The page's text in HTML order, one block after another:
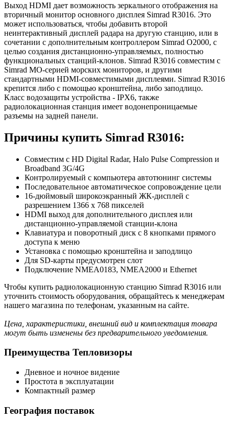
Выход HDMI дает возможность зеркального отображения на
вторичный монитор основного дисплея Simrad R3016. Это
может использоваться, чтобы добавить второй
неинтерактивный дисплей радара на другую станцию, или в
сочетании с дополнительным контроллером Simrad O2000, с
целью создания дистанционно-управляемых, полностью
функциональных станций-клонов. Simrad R3016 совместим с
Simrad МО-серией морских мониторов, и другими
стандартными HDMI-совместимыми дисплеями. Simrad R3016
крепится либо с помощью кронштейна, либо заподлицо.
Класс водозащиты устройства - IPX6, также
радиолокационная станция имеет водонепроницаемые
разъемы на задней панели.
Причины купить Simrad R3016:
Совместим с HD Digital Radar, Halo Pulse Compression и
Broadband 3G/4G
Контролируемый с компьютера автотюнинг системы
Последовательное автоматическое сопровождение цели
16-дюймовый широкоэкранный ЖК-дисплей с
разрешением 1366 x 768 пикселей
HDMI выход для дополнительного дисплея или
дистанционно-управляемой станции-клона
Клавиатура и поворотный диск с 8 кнопками прямого
доступа к меню
Установка с помощью кронштейна и заподлицо
Для SD-карты предусмотрен слот
Подключение NMEA0183, NMEA2000 и Ethernet
Чтобы купить радиолокационную станцию Simrad R3016 или
уточнить стоимость оборудования, обращайтесь к менеджерам
нашего магазина по телефонам, указанным на сайте.
Цена, характеристики, внешний вид и комплектация товара
могут быть изменены без предварительного уведомления.
Преимущества Тепловизоры
Дневное и ночное видение
Простота в эксплуатации
Компактный размер
География поставок